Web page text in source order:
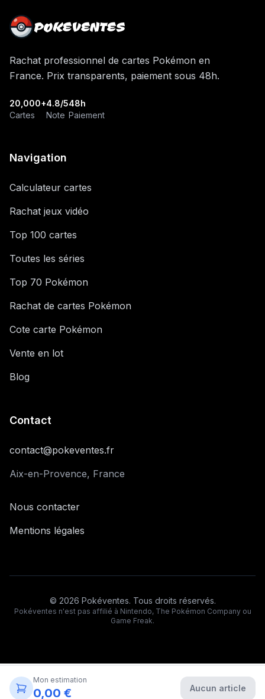
POKEVENTES
Rachat professionnel de cartes Pokémon en
France. Prix transparents, paiement sous 48h.
20,000+
Cartes
4.8/5
Note
48h
Paiement
Navigation
Calculateur cartes
Rachat jeux vidéo
Top 100 cartes
Toutes les séries
Top 70 Pokémon
Rachat de cartes Pokémon
Cote carte Pokémon
Vente en lot
Blog
Contact
contact@pokeventes.fr
Aix-en-Provence, France
Nous contacter
Mentions légales
© 2026 Pokéventes. Tous droits réservés.
Pokéventes n'est pas affilié à Nintendo, The Pokémon Company ou
Game Freak.
Mon estimation
0,00 € Aucun article